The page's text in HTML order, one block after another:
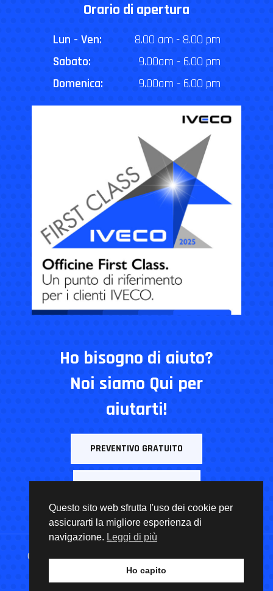
Orario di apertura
Lun - Ven:
8.00 am - 8.00 pm
Sabato:
9.00am - 6.00 pm
Domenica:
9.00am - 6.00 pm
Ho bisogno di aiuto?
Noi siamo Qui per
aiutarti!
PREVENTIVO GRATUITO
INFORMATIVA CLIENTI
Copyright © 2021DALLE VEDOVE GIUSEPPE & C. SASby
CtMarketing
Questo sito web sfrutta l'uso dei cookie per
assicurarti la migliore esperienza di
navigazione. Leggi di più
Ho capito